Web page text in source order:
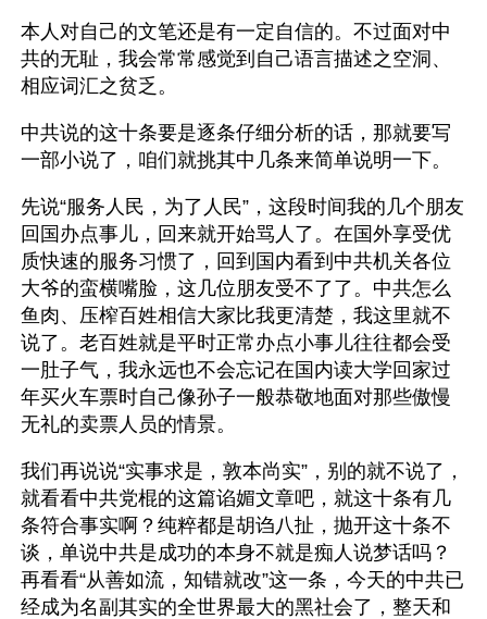
本人对自己的文笔还是有一定自信的。不过面对中
共的无耻，我会常常感觉到自己语言描述之空洞、
相应词汇之贫乏。
中共说的这十条要是逐条仔细分析的话，那就要写
一部小说了，咱们就挑其中几条来简单说明一下。
先说“服务人民，为了人民”，这段时间我的几个朋友
回国办点事儿，回来就开始骂人了。在国外享受优
质快速的服务习惯了，回到国内看到中共机关各位
大爷的蛮横嘴脸，这几位朋友受不了了。中共怎么
鱼肉、压榨百姓相信大家比我更清楚，我这里就不
说了。老百姓就是平时正常办点小事儿往往都会受
一肚子气，我永远也不会忘记在国内读大学回家过
年买火车票时自己像孙子一般恭敬地面对那些傲慢
无礼的卖票人员的情景。
我们再说说“实事求是，敦本尚实”，别的就不说了，
就看看中共党棍的这篇谄媚文章吧，就这十条有几
条符合事实啊？纯粹都是胡诌八扯，抛开这十条不
谈，单说中共是成功的本身不就是痴人说梦话吗？
再看看“从善如流，知错就改”这一条，今天的中共已
经成为名副其实的全世界最大的黑社会了，整天和